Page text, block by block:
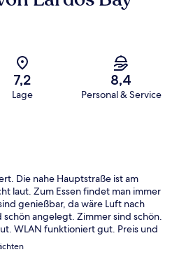
7,2
Lage
8,4
Personal & Service
Die nahe Hauptstraße ist am
laut. Zum Essen findet man immer
genießbar, da wäre Luft nach
angelegt. Zimmer sind schön.
WLAN funktioniert gut. Preis und